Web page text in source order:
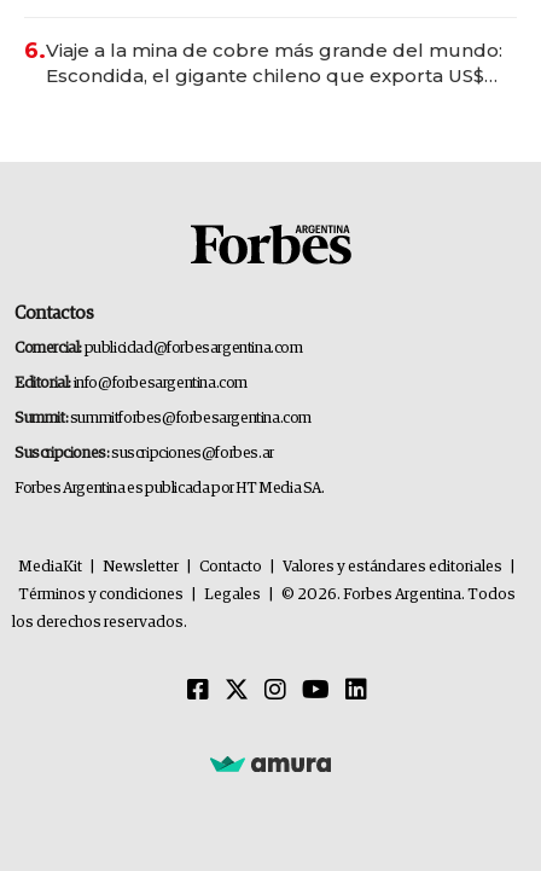
6.Viaje a la mina de cobre más grande del mundo:
Escondida, el gigante chileno que exporta US$
Contactos
Comercial:publicidad@forbesargentina.com
Editorial:info@forbesargentina.com
Summit:summitforbes@forbesargentina.com
Suscripciones:suscripciones@forbes.ar
Forbes Argentina es publicada por HT Media SA.
MediaKit Newsletter Contacto Valores y estándares editoriales
Términos y condiciones
Legales
© 2026. Forbes Argentina. Todos
los derechos reservados.